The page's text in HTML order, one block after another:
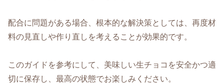
配合に問題がある場合、根本的な解決策としては、再度材
料の見直しや作り直しを考えることが効果的です。
このガイドを参考にして、美味しい生チョコを安全かつ適
切に保存し、最高の状態でお楽しみください。